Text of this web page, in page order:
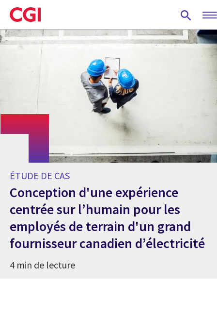
Skip
to
main
content
ÉTUDE DE CAS
Conception d'une expérience
centrée sur l’humain pour les
employés de terrain d'un grand
fournisseur canadien d’électricité
4 min de lecture